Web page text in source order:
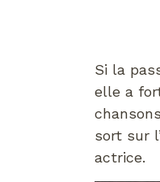
Si la
elle a
sort sur
actrice.